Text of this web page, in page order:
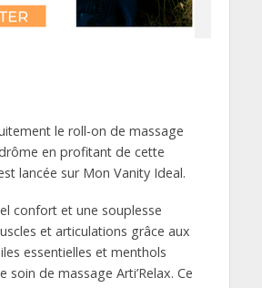
le roll-on de massage
en profitant de cette
lancée sur Mon Vanity Ideal.
confort et une souplesse
et articulations grâce aux
essentielles et menthols
soin de massage Arti’Relax. Ce